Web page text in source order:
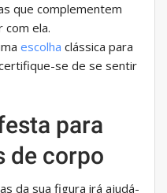
que complementem
com ela.
escolha clássica para
se de se sentir
para
de corpo
da sua figura irá ajudá-